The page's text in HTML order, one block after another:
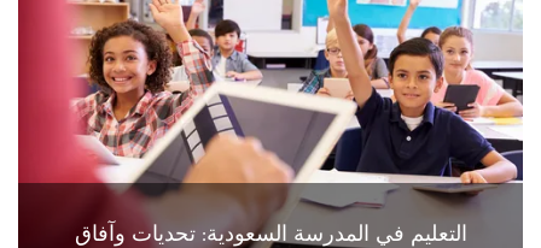
التعليم في المدرسة السعودية: تحديات وآفاق